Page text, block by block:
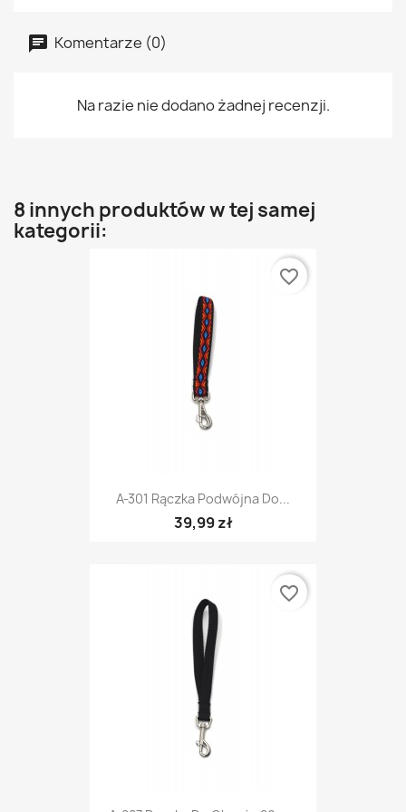
Komentarze (0)
Na razie nie dodano żadnej recenzji.
8 innych produktów w tej samej
kategorii:
A-301 Rączka Podwójna Do...
39,99 zł
favorite_border
favorite_border